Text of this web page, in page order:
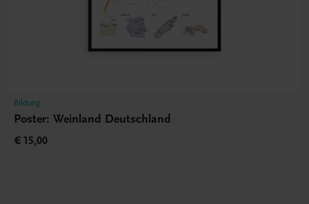
Bildung
Poster: Weinland Deutschland
€ 15,00